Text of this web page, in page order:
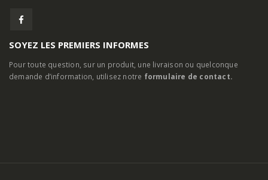
SOYEZ LES PREMIERS INFORMES
Pour toute question, sur un produit, une livraison ou quelconque
demande d’information, utilisez notre formulaire de contact.